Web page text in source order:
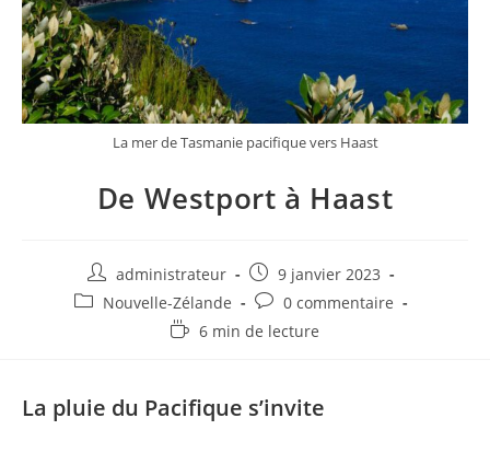
La mer de Tasmanie pacifique vers Haast
De Westport à Haast
Auteur/autrice
de
publication :
administrateur
Post
published:
9 janvier 2023
Post Nouvelle-Zélande
Post
comments:
0 commentaire
Temps6 min de lecture
La pluie du Pacifique s’invite